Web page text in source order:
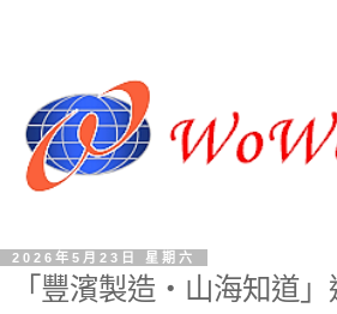
2026年5月23日 星期六
「豐濱製造・山海知道